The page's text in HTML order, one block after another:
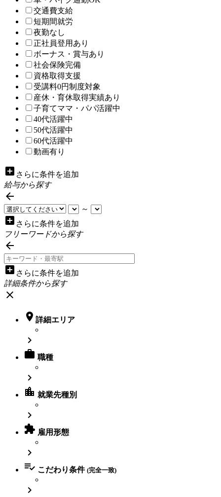
交通費支給
短期間就労
夜勤なし
正社員登用あり
ボーナス・賞与あり
社会保険完備
資格取得支援
受講料0円制度対象
産休・育休取得実績あり
子育てママ・パパ活躍中
40代活躍中
50代活躍中
60代活躍中
動画有り
add_box さらに条件を追加
給与から探す

～
add_box さらに条件を追加
フリーワードから探す

add_box さらに条件を追加
詳細条件から探す
close
 詳細エリア

 職種

location_city 就業先種別

 雇用形態

 こだわり条件 (完全一致)
